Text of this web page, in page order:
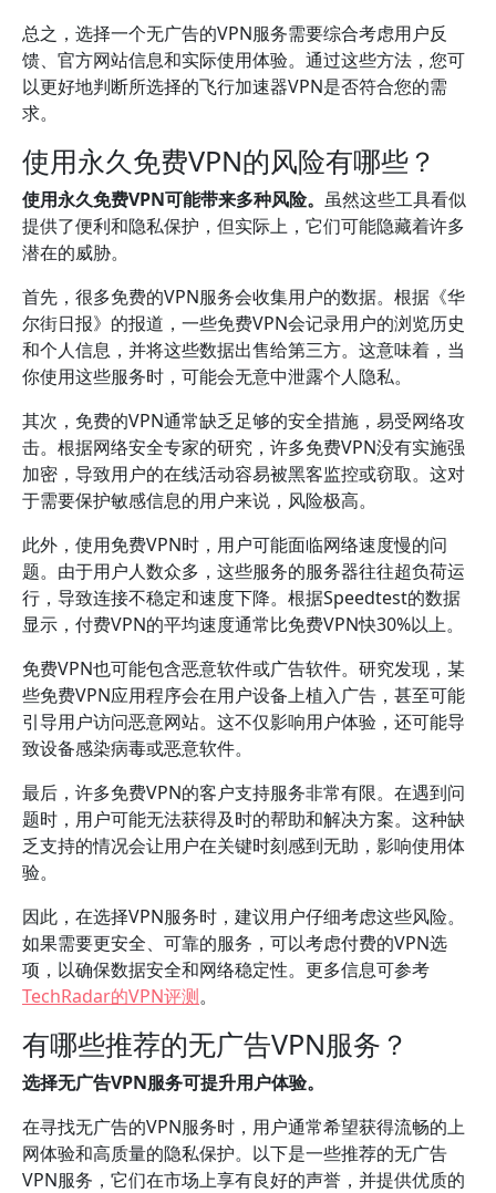
总之，选择一个无广告的VPN服务需要综合考虑用户反
馈、官方网站信息和实际使用体验。通过这些方法，您可
以更好地判断所选择的飞行加速器VPN是否符合您的需
求。
使用永久免费VPN的风险有哪些？
使用永久免费VPN可能带来多种风险。 虽然这些工具看似
提供了便利和隐私保护，但实际上，它们可能隐藏着许多
潜在的威胁。
首先，很多免费的VPN服务会收集用户的数据。根据《华
尔街日报》的报道，一些免费VPN会记录用户的浏览历史
和个人信息，并将这些数据出售给第三方。这意味着，当
你使用这些服务时，可能会无意中泄露个人隐私。
其次，免费的VPN通常缺乏足够的安全措施，易受网络攻
击。根据网络安全专家的研究，许多免费VPN没有实施强
加密，导致用户的在线活动容易被黑客监控或窃取。这对
于需要保护敏感信息的用户来说，风险极高。
此外，使用免费VPN时，用户可能面临网络速度慢的问
题。由于用户人数众多，这些服务的服务器往往超负荷运
行，导致连接不稳定和速度下降。根据Speedtest的数据
显示，付费VPN的平均速度通常比免费VPN快30%以上。
免费VPN也可能包含恶意软件或广告软件。研究发现，某
些免费VPN应用程序会在用户设备上植入广告，甚至可能
引导用户访问恶意网站。这不仅影响用户体验，还可能导
致设备感染病毒或恶意软件。
最后，许多免费VPN的客户支持服务非常有限。在遇到问
题时，用户可能无法获得及时的帮助和解决方案。这种缺
乏支持的情况会让用户在关键时刻感到无助，影响使用体
验。
因此，在选择VPN服务时，建议用户仔细考虑这些风险。
如果需要更安全、可靠的服务，可以考虑付费的VPN选
项，以确保数据安全和网络稳定性。更多信息可参考
TechRadar的VPN评测。
有哪些推荐的无广告VPN服务？
选择无广告VPN服务可提升用户体验。
在寻找无广告的VPN服务时，用户通常希望获得流畅的上
网体验和高质量的隐私保护。以下是一些推荐的无广告
VPN服务，它们在市场上享有良好的声誉，并提供优质的